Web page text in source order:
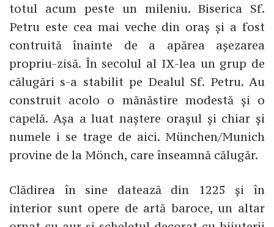
totul acum peste un mileniu. Biserica Sf.
Petru este cea mai veche din oraș și a fost
contruită înainte de a apărea așezarea
propriu-zisă. În secolul al IX-lea un grup de
călugări s-a stabilit pe Dealul Sf. Petru. Au
construit acolo o mănăstire modestă și o
capelă. Așa a luat naștere orașul și chiar și
numele i se trage de aici. München/Munich
provine de la Mönch, care înseamnă călugăr.
Clădirea în sine datează din 1225 și în
interior sunt opere de artă baroce, un altar